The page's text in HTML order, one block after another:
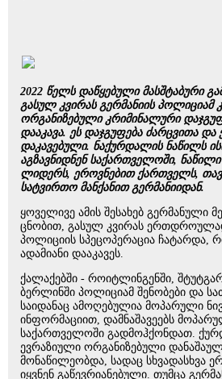
2022 წელს დაწყებული მასშტაბური
გასულ კვირას გერმანიის პოლიციამ
ორგანიზებული კრიმინალური
დააკავა. ეს დაჯგუფება ძარცვითა
დაკავებული. ნაქურდალის ნაწილს
აგზავნიდნენ საქართველოში, ნაწილი
ლიდერს, ეროვნებით ქართველს,
სატვირთო მანქანით გერმანიიდან.
ყოველივე ამის შესახებ გერმანული
ცნობით, გასულ კვირას
პოლიციის სპეცოპერაცია ჩატარდა,
ადამიანი დააკავეს.
ქალაქებში - როიტლინგენში,
ბერლინში პოლიციამ შენობები და
საიდანაც ამოღებულია მოპარული
ინფორმაციით, დამნაშავეებს
საქართველოში გადმოჰქონდათ.
ევრაზიული ორგანიზებული
მონაწილეობდა, სადაც სხვადასხვა
იყვნენ გაწევრიანებული. თუმცა